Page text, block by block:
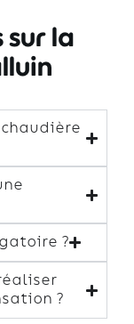
sur la
?
?